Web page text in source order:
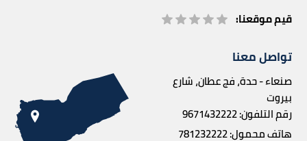
قيم موقعنا:
تواصل معنا
صنعاء - حدة، فج عطان، شارع
بيروت
رقم التلفون:9671432222
هاتف محمول:781232222